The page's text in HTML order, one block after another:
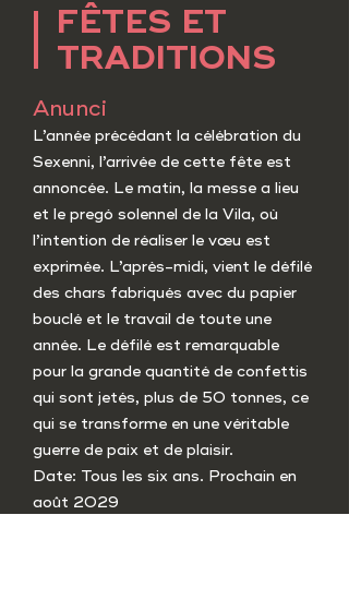
FÊTES ET
TRADITIONS
Anunci
L’année précédant la célébration du
Sexenni, l’arrivée de cette fête est
annoncée. Le matin, la messe a lieu
et le pregó solennel de la Vila, où
l’intention de réaliser le vœu est
exprimée. L’après-midi, vient le défilé
des chars fabriqués avec du papier
bouclé et le travail de toute une
année. Le défilé est remarquable
pour la grande quantité de confettis
qui sont jetés, plus de 50 tonnes, ce
qui se transforme en une véritable
guerre de paix et de plaisir.
Date: Tous les six ans. Prochain en
août 2029